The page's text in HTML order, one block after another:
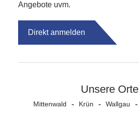
Angebote uvm.
Direkt anmelden
Unsere Orte
Mittenwald Krün Wallgau